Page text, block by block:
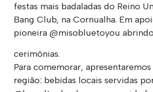
festas mais badaladas do Reino
Bang Club, na Cornualha. Em
pioneira @misobluetoyou
cerimônias.
Para comemorar,
região: bebidas locais servidas